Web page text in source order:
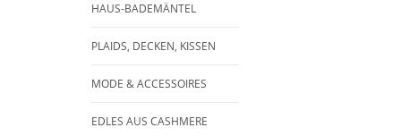
HAUS-BADEMÄNTEL
PLAIDS, DECKEN, KISSEN
MODE & ACCESSOIRES
EDLES AUS CASHMERE